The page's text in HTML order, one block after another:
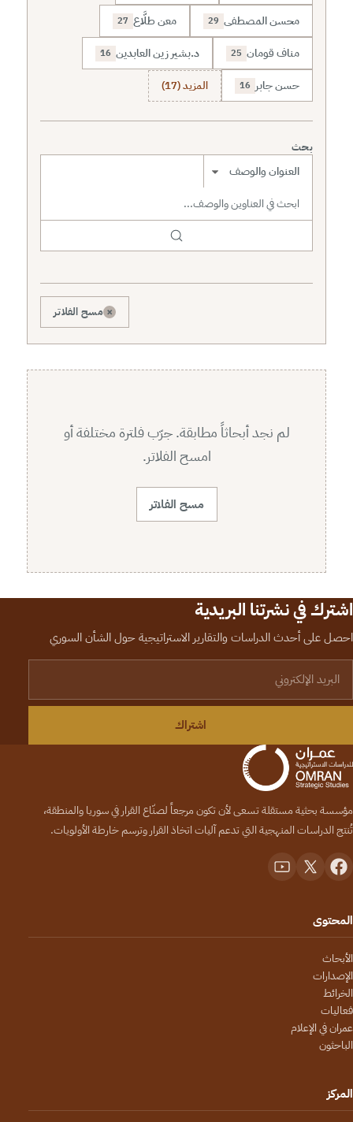
محسن المصطفى 29 معن طلَّاع 27
مناف قومان 25 د.بشير زين العابدين 16
حسن جابر 16 المزيد (17)
بحث
نطاق البحث
× مسح الفلاتر
لم نجد أبحاثاً مطابقة. جرّب فلترة مختلفة أو
امسح الفلاتر.
مسح الفلاتر
اشترك في نشرتنا البريدية
احصل على أحدث الدراسات والتقارير الاستراتيجية حول الشأن السوري
اشتراك
مؤسسة بحثية مستقلة تسعى لأن تكون مرجعاً لصنّاع القرار في سوريا والمنطقة،
تُنتج الدراسات المنهجية التي تدعم آليات اتخاذ القرار وترسم خارطة الأولويات.
المحتوى
الأبحاث
الإصدارات
الخرائط
فعاليات
عمران في الإعلام
الباحثون
المركز